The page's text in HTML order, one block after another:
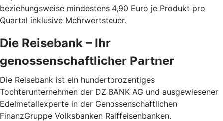
beziehungsweise mindestens 4,90 Euro je Produkt pro
Quartal inklusive Mehrwertsteuer.
Die Reisebank – Ihr
genossenschaftlicher Partner
Die Reisebank ist ein hundertprozentiges
Tochterunternehmen der DZ BANK AG und ausgewiesener
Edelmetallexperte in der Genossenschaftlichen
FinanzGruppe Volksbanken Raiffeisenbanken.